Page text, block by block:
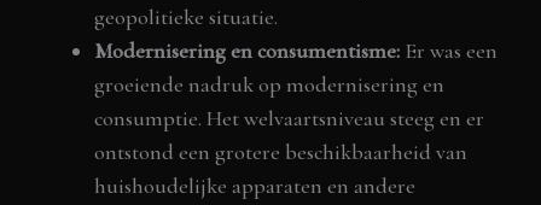
geopolitieke situatie.
Modernisering en consumentisme: Er was een
groeiende nadruk op modernisering en
consumptie. Het welvaartsniveau steeg en er
ontstond een grotere beschikbaarheid van
huishoudelijke apparaten en andere